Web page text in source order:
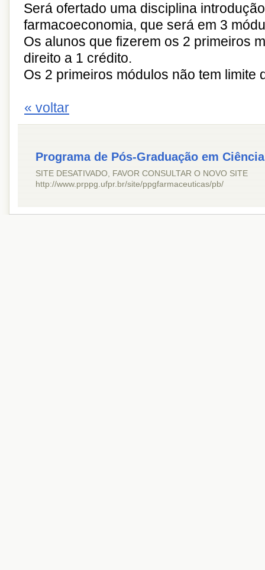
Será ofertado uma disciplina
farmacoeconomia, que será em 3
Os alunos que fizerem os 2 primeiros
direito a 1 crédito.
Os 2 primeiros módulos não tem limite
« voltar
Programa de Pós-Graduação em
SITE DESATIVADO, FAVOR CONSULTAR O NOVO SITE
http://www.prppg.ufpr.br/site/ppgfarmaceuticas/pb/